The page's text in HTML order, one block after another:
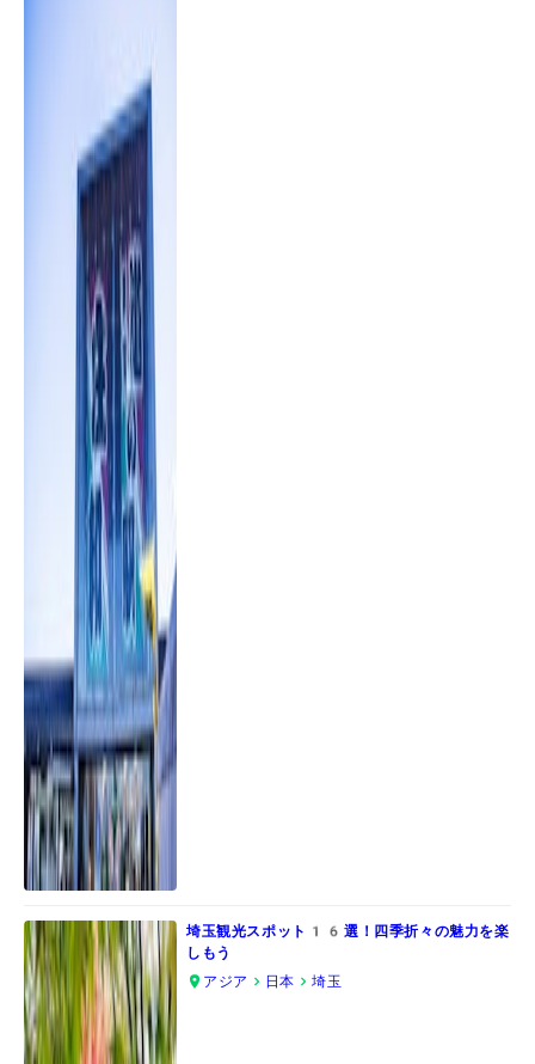
埼玉観光スポット16選！四季折々の魅力を楽
しもう
アジア
日本 埼玉